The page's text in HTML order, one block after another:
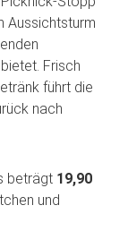
Aussichtsturm
Frisch
führt die
nach
beträgt 19,90
und